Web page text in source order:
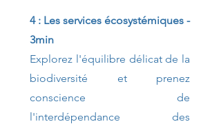
4 : Les services écosystémiques -
3min
Explorez l'équilibre délicat de la
biodiversité et prenez
conscience de
l'interdépendance des